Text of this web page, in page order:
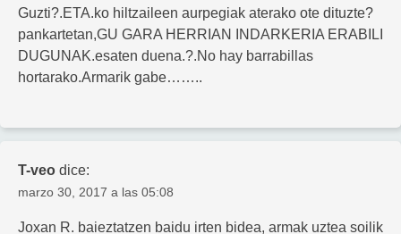
Guzti?.ETA.ko hiltzaileen aurpegiak aterako ote dituzte?
pankartetan,GU GARA HERRIAN INDARKERIA ERABILI
DUGUNAK.esaten duena.?.No hay barrabillas
hortarako.Armarik gabe……..
T-veo dice:
marzo 30, 2017 a las 05:08
Joxan R. baieztatzen baidu irten bidea, armak uztea soilik